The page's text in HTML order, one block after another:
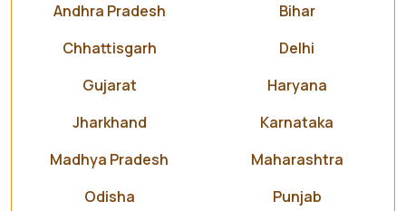
Andhra Pradesh
Bihar
Chhattisgarh
Delhi
Gujarat
Haryana
Jharkhand
Karnataka
Madhya Pradesh
Maharashtra
Odisha
Punjab